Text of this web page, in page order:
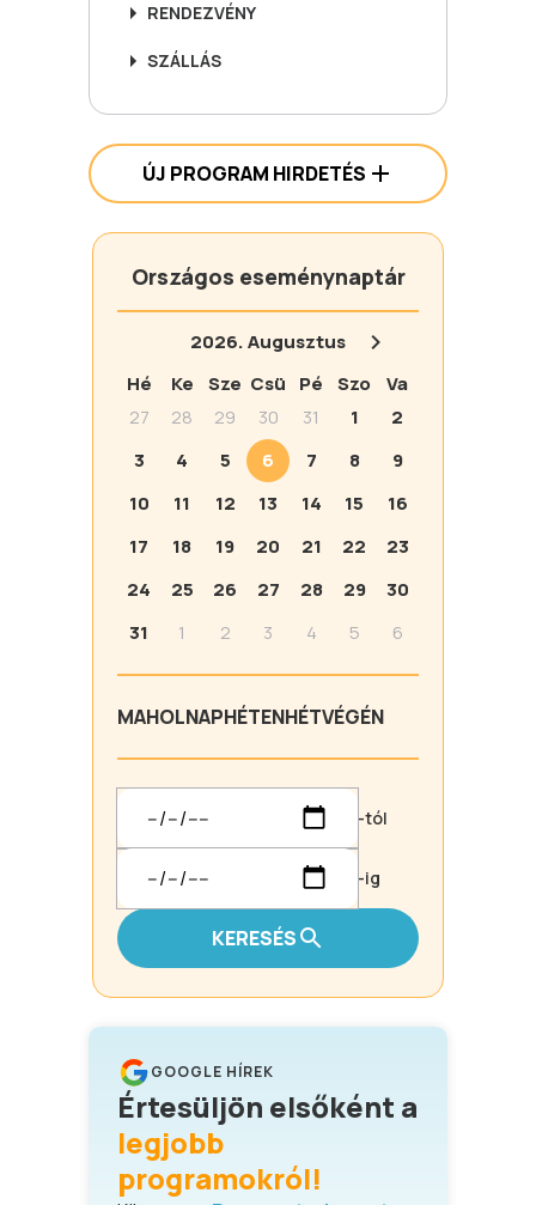
RENDEZVÉNY
SZÁLLÁS
ÚJ PROGRAM HIRDETÉS
Országos eseménynaptár
2026.Augusztus
Hé
Ke Sze Csü Pé Szo
Va
27
28 29 30 31 1
2
3
4 5 6 7 8
9
10
11 12 13 14 15
16
17
18 19 20 21 22
23
24
25 26 27 28 29
30
31
1 2 3 4 5 6
MAHOLNAPHÉTENHÉTVÉGÉN
-tól
-ig
KERESÉS
GOOGLE HÍREK
Értesüljön elsőként a
legjobb
programokról!